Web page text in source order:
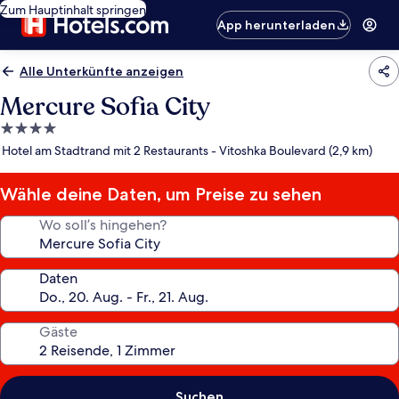
Zum Hauptinhalt springen
App herunterladen
Alle Unterkünfte anzeigen
Mercure Sofia City
4.0-
Sterne-
Hotel am Stadtrand mit 2 Restaurants - Vitoshka Boulevard (2,9 km)
Wähle deine Daten, um Preise zu sehen
Wo soll’s hingehen?
Daten
Gäste